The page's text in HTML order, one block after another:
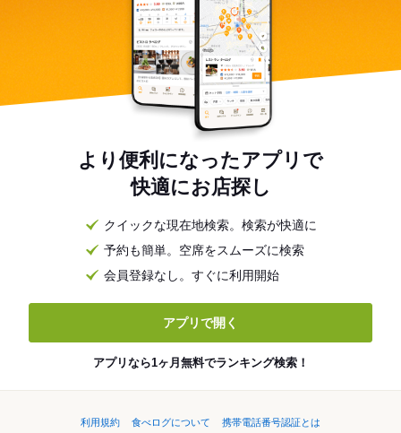
より便利になったアプリで
快適にお店探し
クイックな現在地検索。検索が快適に
予約も簡単。空席をスムーズに検索
会員登録なし。すぐに利用開始
アプリで開く
アプリなら1ヶ月無料でランキング検索！
利用規約 食べログについて
携帯電話番号認証とは